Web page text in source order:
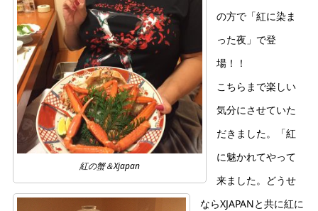
紅の蟹＆Xjapan
の方で「紅に染ま
った夜」で登
場！！
こちらまで楽しい
気分にさせていた
だきました。「紅
に魅かれてやって
来ました。どうせ
ならXJAPANと共に紅に